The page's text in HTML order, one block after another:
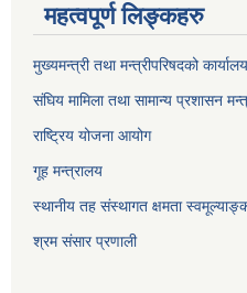
महत्वपूर्ण लिङ्कहरु
मुख्यमन्त्री तथा मन्त्रीपरिषदको
संघिय मामिला तथा सामान्य प्रशासन
राष्ट्रिय योजना आयोग
गूह मन्त्रालय
स्थानीय तह संस्थागत क्षमता
श्रम संसार प्रणाली